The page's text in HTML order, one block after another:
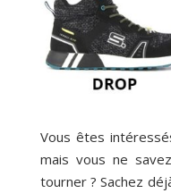
Vous êtes
mais vous ne
tourner ? Sachez